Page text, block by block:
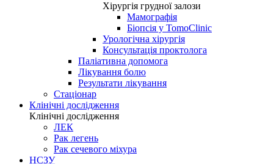
Хірургія грудної залози
Мамографія
Біопсія у TomoClinic
Урологічна хірургія
Консультація проктолога
Паліативна допомога
Лікування болю
Результати лікування
Стаціонар
Клінічні дослідження
Клінічні дослідження
ЛЕК
Рак легень
Рак сечевого міхура
НСЗУ